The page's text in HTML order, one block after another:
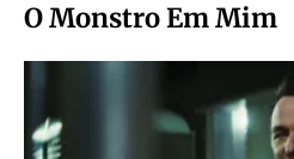
O Monstro Em Mim